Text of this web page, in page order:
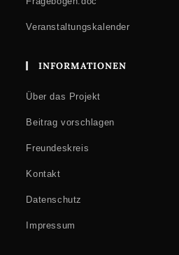
Veranstaltungskalender
INFORMATIONEN
Über das Projekt
Beitrag vorschlagen
Freundeskreis
Kontakt
Datenschutz
Impressum